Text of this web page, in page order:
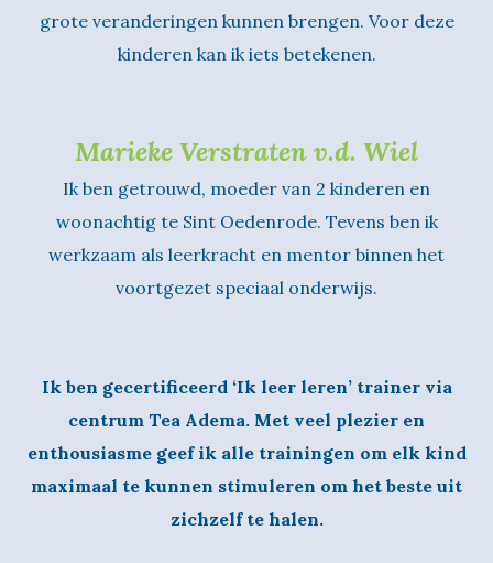
grote veranderingen kunnen brengen. Voor deze
kinderen kan ik iets betekenen.
Marieke Verstraten v.d. Wiel
Ik ben getrouwd, moeder van 2 kinderen en
woonachtig te Sint Oedenrode. Tevens ben ik
werkzaam als leerkracht en mentor binnen het
voortgezet speciaal onderwijs.
Ik ben gecertificeerd ‘Ik leer leren’ trainer via
centrum Tea Adema. Met veel plezier en
enthousiasme geef ik alle trainingen om elk kind
maximaal te kunnen stimuleren om het beste uit
zichzelf te halen.